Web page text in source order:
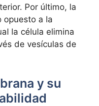
Por último, la
opuesto a la
la célula elimina‌
de vesículas de
y su